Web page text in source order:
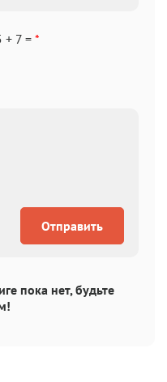
+ 7 =*
Отправить
пока нет, будьте